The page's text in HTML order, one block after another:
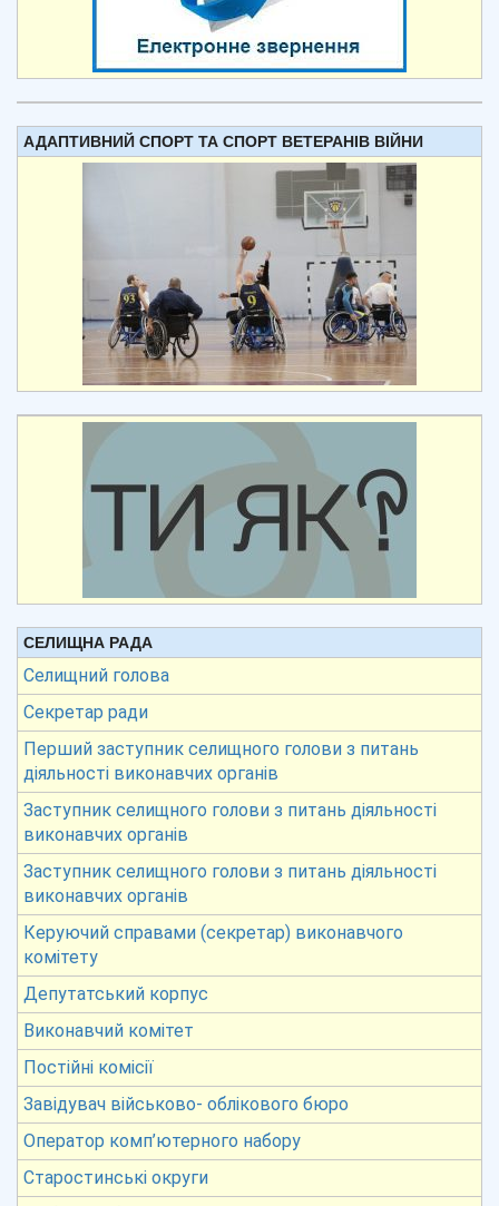
АДАПТИВНИЙ СПОРТ ТА СПОРТ ВЕТЕРАНІВ ВІЙНИ
СЕЛИЩНА РАДА
Селищний голова
Секретар ради
Перший заступник селищного голови з питань
діяльності виконавчих органів
Заступник селищного голови з питань діяльності
виконавчих органів
Заступник селищного голови з питань діяльності
виконавчих органів
Керуючий справами (секретар) виконавчого
комітету
Депутатський корпус
Виконавчий комітет
Постійні комісії
Завідувач військово- облікового бюро
Оператор комп’ютерного набору
Старостинські округи